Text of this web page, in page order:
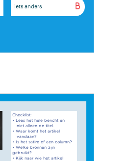
B
iets anders
Checklist:
• Lees het hele bericht en
niet alleen de titel.
• Waar komt het artikel
vandaan?
• Is het satire of een column?
• Welke bronnen zijn
gebruikt?
• Kijk naar wie het artikel